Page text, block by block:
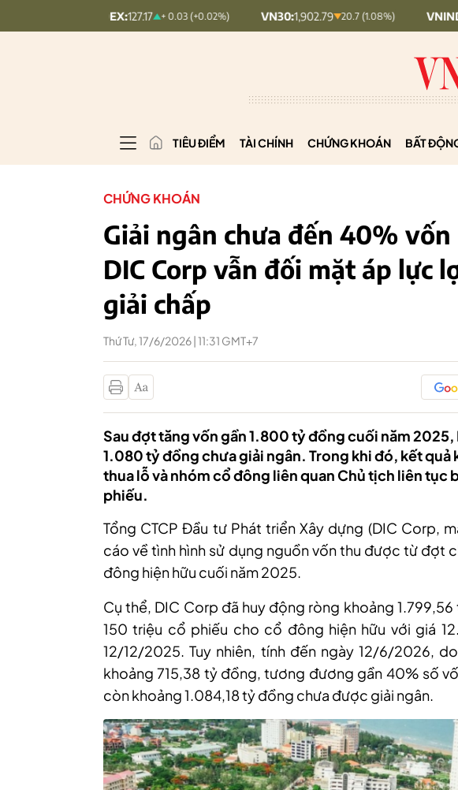
+ 0.03 (+0.02%) VN30: 1,902.79 20.7 (1.08%) VNINDEX:
TIÊU ĐIỂM TÀI CHÍNH CHỨNG KHOÁN BẤT
CHỨNG KHOÁN
Giải ngân chưa đến 40%
DIC Corp vẫn đối mặt áp lực
giải chấp
Thứ Tư, 17/6/2026 | 11:31 GMT+7
Sau đợt tăng vốn gần 1.800 tỷ đồng cuối năm 2025,
1.080 tỷ đồng chưa giải ngân. Trong khi đó, kết quả
thua lỗ và nhóm cổ đông liên quan Chủ tịch liên tục
phiếu.
Tổng CTCP Đầu tư Phát triển Xây dựng (DIC Corp,
cáo về tình hình sử dụng nguồn vốn thu được từ đợt
đông hiện hữu cuối năm 2025.
Cụthể, DIC Corp đã huy động ròng khoảng
150 triệu cổ phiếu cho cổ đông hiện hữu với giá
12/12/2025.Tuy nhiên, tính đến ngày 12/6/2026,
khoảng 715,38 tỷ đồng, tương đương gần 40% số
còn khoảng 1.084,18 tỷ đồng chưa được giải ngân.